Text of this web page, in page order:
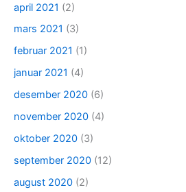
april 2021 (2)
mars 2021 (3)
februar 2021 (1)
januar 2021 (4)
desember 2020 (6)
november 2020 (4)
oktober 2020 (3)
september 2020 (12)
august 2020 (2)